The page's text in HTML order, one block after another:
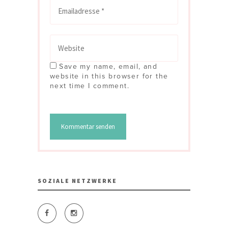
Save my name, email, and
website in this browser for the
next time I comment.
SOZIALE NETZWERKE